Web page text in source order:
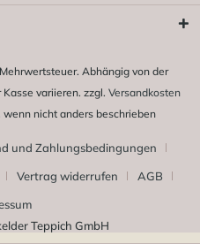
Abhängig von der
variieren. zzgl. Versandkosten
nicht anders beschrieben
und Zahlungsbedingungen
Vertrag widerrufen
AGB
Teppich GmbH